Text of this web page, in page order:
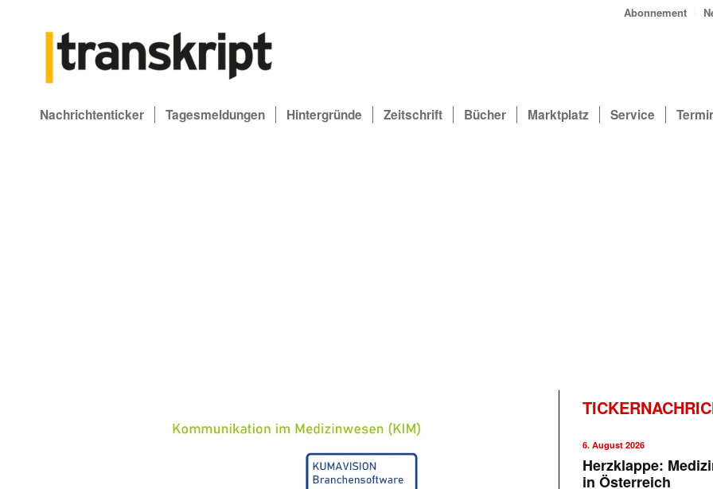
Abonnement
Nachrichtenticker Tagesmeldungen Hintergründe Zeitschrift Bücher Marktplatz Service
6. August 2026
Herzklappe:
in Österreich